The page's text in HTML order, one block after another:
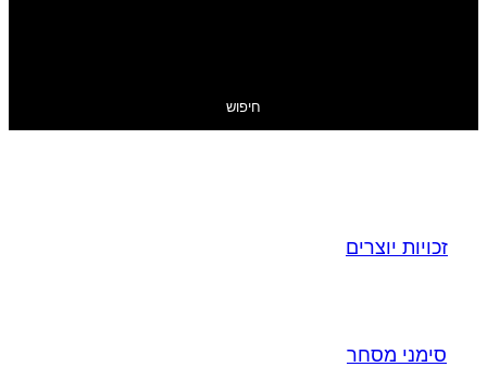
חיפוש
זכויות יוצרים
סימני מסחר